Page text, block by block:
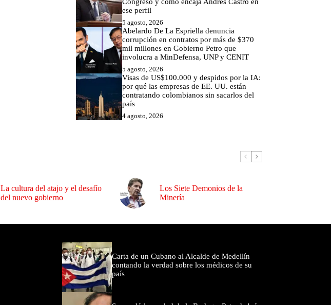
ese perfil
5 agosto, 2026
Abelardo De La Espriella denuncia
corrupción en contratos por más de $370
mil millones en Gobierno Petro que
involucra a MinDefensa, UNP y CENIT
5 agosto, 2026
Visas de US$100.000 y despidos por la IA:
por qué las empresas de EE. UU. están
contratando colombianos sin sacarlos del
país
4 agosto, 2026
La cultura del atajo y el desafío
del nuevo gobierno
Los Siete Demonios de la
Minería
Carta de un Cubano al Alcalde de Medellín
contando la verdad sobre los médicos de su
país